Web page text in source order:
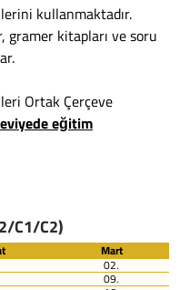
kullanmaktadır.
gramer kitapları ve soru
Ortak Çerçeve
eğitim
C1/C2)
Mart
02.
09.